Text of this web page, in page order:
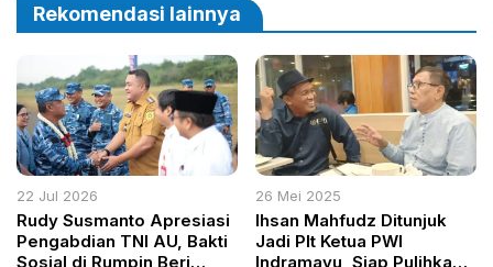
Semangat Nasionalisme
Rekomendasi lainnya
22 Jul 2026
Rudy Susmanto Apresiasi
Pengabdian TNI AU, Bakti
Sosial di Rumpin Beri
26 Mei 2025
Ihsan Mahfudz Ditunjuk
Jadi Plt Ketua PWI
Indramayu, Siap Pulihkan